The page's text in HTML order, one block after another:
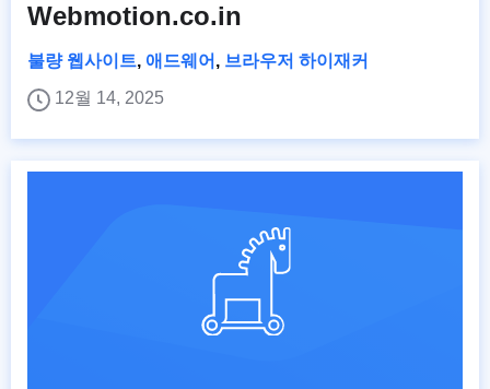
Webmotion.co.in
불량 웹사이트, 애드웨어 , 브라우저 하이재커
12월 14, 2025